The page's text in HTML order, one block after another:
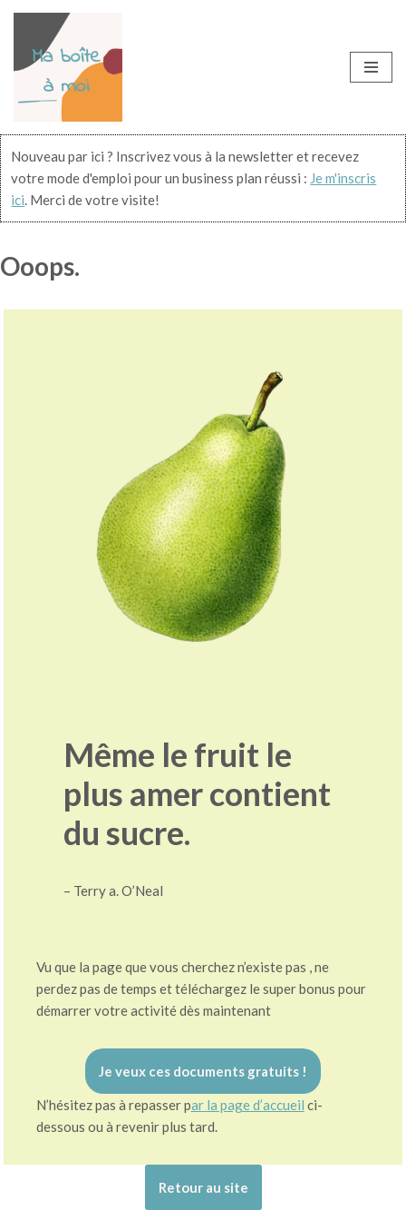
Aller
au
contenu
Nouveau par ici ? Inscrivez vous à la newsletter et recevez
votre mode d'emploi pour un business plan réussi : Je m'inscris
ici. Merci de votre visite!
Ooops.
Même le fruit le
plus amer contient
du sucre.
– Terry a. O’Neal
Vu que la page que vous cherchez n’existe pas , ne
perdez pas de temps et téléchargez le super bonus pour
démarrer votre activité dès maintenant
Je veux ces documents gratuits !
N’hésitez pas à repasser par la page d’accueil ci-
dessous ou à revenir plus tard.
Retour au site